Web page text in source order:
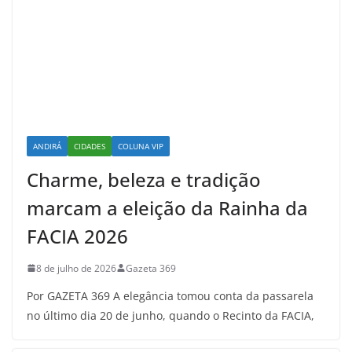
ANDIRÁ CIDADES COLUNA VIP
Charme, beleza e tradição
marcam a eleição da Rainha da
FACIA 2026
8 de julho de 2026 Gazeta 369
Por GAZETA 369 A elegância tomou conta da passarela
no último dia 20 de junho, quando o Recinto da FACIA,